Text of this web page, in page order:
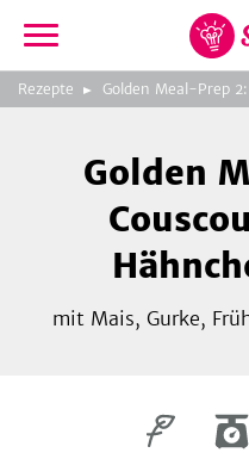
zur
Rezepte
Bild
3
zeigen
Golden
mit Mais, Gurke,